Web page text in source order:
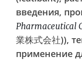
введения,
Pharmaceutical
業株式会社)),
применение